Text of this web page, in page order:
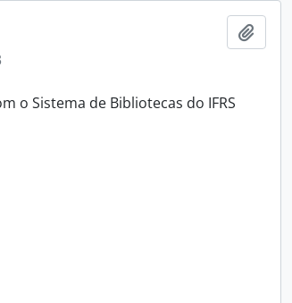
o Sistema de Bibliotecas do IFRS